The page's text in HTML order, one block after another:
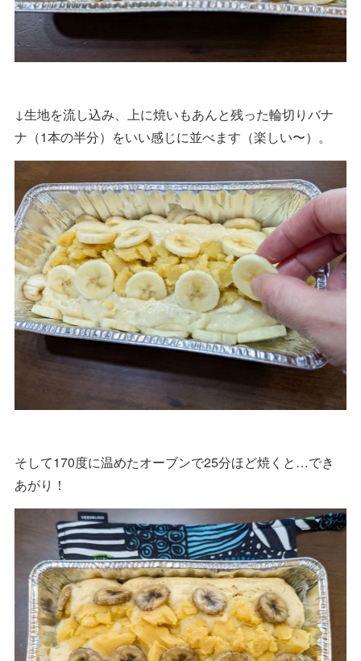
↓生地を流し込み、上に焼いもあんと残った輪切りバナ
ナ（1本の半分）をいい感じに並べます（楽しい〜）。
そして170度に温めたオーブンで25分ほど焼くと…でき
あがり！